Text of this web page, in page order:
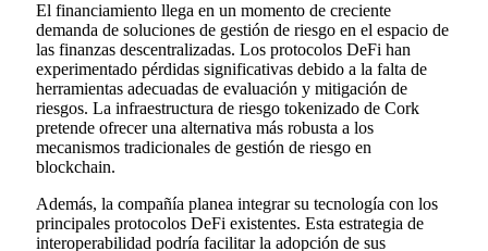
El financiamiento llega en un momento de creciente
demanda de soluciones de gestión de riesgo en el espacio de
las finanzas descentralizadas. Los protocolos DeFi han
experimentado pérdidas significativas debido a la falta de
herramientas adecuadas de evaluación y mitigación de
riesgos. La infraestructura de riesgo tokenizado de Cork
pretende ofrecer una alternativa más robusta a los
mecanismos tradicionales de gestión de riesgo en
blockchain.
Además, la compañía planea integrar su tecnología con los
principales protocolos DeFi existentes. Esta estrategia de
interoperabilidad podría facilitar la adopción de sus